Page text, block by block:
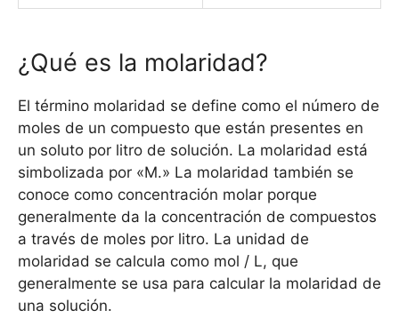
¿Qué es la molaridad?
El término molaridad se define como el número de
moles de un compuesto que están presentes en
un soluto por litro de solución. La molaridad está
simbolizada por «M.» La molaridad también se
conoce como concentración molar porque
generalmente da la concentración de compuestos
a través de moles por litro. La unidad de
molaridad se calcula como mol / L, que
generalmente se usa para calcular la molaridad de
una solución.